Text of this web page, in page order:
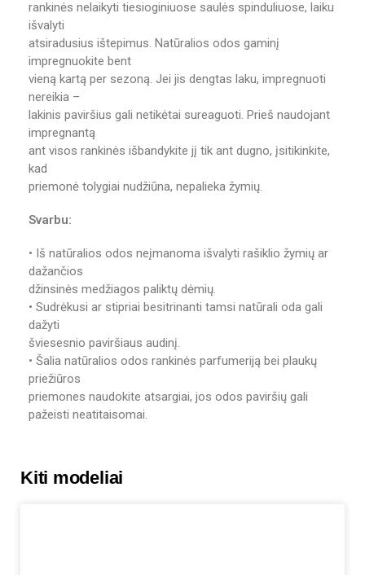
rankinės nelaikyti tiesioginiuose saulės spinduliuose, laiku
išvalyti
atsiradusius ištepimus. Natūralios odos gaminį
impregnuokite bent
vieną kartą per sezoną. Jei jis dengtas laku, impregnuoti
nereikia –
lakinis paviršius gali netikėtai sureaguoti. Prieš naudojant
impregnantą
ant visos rankinės išbandykite jį tik ant dugno, įsitikinkite,
kad
priemonė tolygiai nudžiūna, nepalieka žymių.
Svarbu:
• Iš natūralios odos neįmanoma išvalyti rašiklio žymių ar
dažančios
džinsinės medžiagos paliktų dėmių.
• Sudrėkusi ar stipriai besitrinanti tamsi natūrali oda gali
dažyti
šviesesnio paviršiaus audinį.
• Šalia natūralios odos rankinės parfumeriją bei plaukų
priežiūros
priemones naudokite atsargiai, jos odos paviršių gali
pažeisti neatitaisomai.
Kiti modeliai